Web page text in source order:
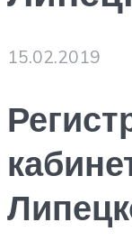
15.02.2019